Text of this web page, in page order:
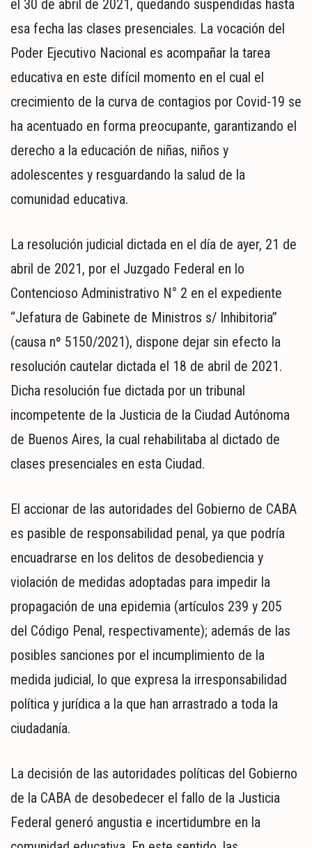
el 30 de abril de 2021, quedando suspendidas hasta
esa fecha las clases presenciales. La vocación del
Poder Ejecutivo Nacional es acompañar la tarea
educativa en este difícil momento en el cual el
crecimiento de la curva de contagios por Covid-19 se
ha acentuado en forma preocupante, garantizando el
derecho a la educación de niñas, niños y
adolescentes y resguardando la salud de la
comunidad educativa.
La resolución judicial dictada en el día de ayer, 21 de
abril de 2021, por el Juzgado Federal en lo
Contencioso Administrativo N° 2 en el expediente
“Jefatura de Gabinete de Ministros s/ Inhibitoria”
(causa nº 5150/2021), dispone dejar sin efecto la
resolución cautelar dictada el 18 de abril de 2021.
Dicha resolución fue dictada por un tribunal
incompetente de la Justicia de la Ciudad Autónoma
de Buenos Aires, la cual rehabilitaba al dictado de
clases presenciales en esta Ciudad.
El accionar de las autoridades del Gobierno de CABA
es pasible de responsabilidad penal, ya que podría
encuadrarse en los delitos de desobediencia y
violación de medidas adoptadas para impedir la
propagación de una epidemia (artículos 239 y 205
del Código Penal, respectivamente); además de las
posibles sanciones por el incumplimiento de la
medida judicial, lo que expresa la irresponsabilidad
política y jurídica a la que han arrastrado a toda la
ciudadanía.
La decisión de las autoridades políticas del Gobierno
de la CABA de desobedecer el fallo de la Justicia
Federal generó angustia e incertidumbre en la